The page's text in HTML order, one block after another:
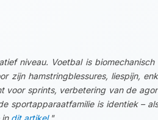
niveau. Voetbal is
hamstringblessures, liespijn,
sprints, verbetering van de
sportapparaatfamilie is identiek –
in dit artikel."